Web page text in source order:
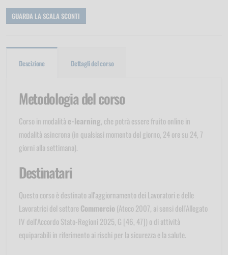
GUARDA LA SCALA SCONTI
Descizione Dettagli del corso
Metodologia del corso
Corso in modalità e-learning, che potrà essere fruito online in
modalità asincrona (in qualsiasi momento del giorno, 24 ore su 24, 7
giorni alla settimana).
Destinatari
Questo corso è destinato all'aggiornamento dei Lavoratori e delle
Lavoratrici del settore Commercio (Ateco 2007, ai sensi dell'Allegato
IV dell'Accordo Stato-Regioni 2025, G [46, 47]) o di attività
equiparabili in riferimento ai rischi per la sicurezza e la salute.